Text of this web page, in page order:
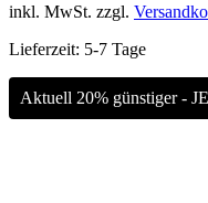
inkl. MwSt. zzgl.
Lieferzeit: 5-7 Tage
Aktuell 20% günstiger -